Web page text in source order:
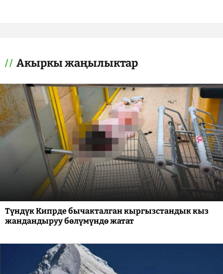
Акыркы жаңылыктар
Түндүк Кипрде бычакталган кыргызстандык кыз
жандандыруу бөлүмүндө жатат